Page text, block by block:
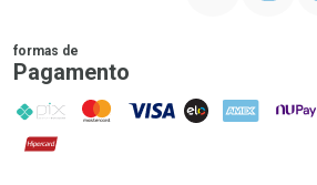
formas de
Pagamento
PIX MasterCard
VISA ELO AMEX NuPay
Hipercard